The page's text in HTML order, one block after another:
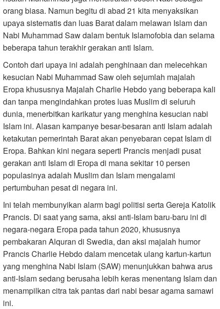
orang biasa. Namun begitu di abad 21 kita menyaksikan
upaya sistematis dan luas Barat dalam melawan Islam dan
Nabi Muhammad Saw dalam bentuk Islamofobia dan selama
beberapa tahun terakhir gerakan anti Islam.
Contoh dari upaya ini adalah penghinaan dan melecehkan
kesucian Nabi Muhammad Saw oleh sejumlah majalah
Eropa khususnya Majalah Charlie Hebdo yang beberapa kali
dan tanpa mengindahkan protes luas Muslim di seluruh
dunia, menerbitkan karikatur yang menghina kesucian nabi
Islam ini. Alasan kampanye besar-besaran anti Islam adalah
ketakutan pemerintah Barat akan penyebaran cepat Islam di
Eropa. Bahkan kini negara seperti Prancis menjadi pusat
gerakan anti Islam di Eropa di mana sekitar 10 persen
populasinya adalah Muslim dan Islam mengalami
pertumbuhan pesat di negara ini.
Ini telah membunyikan alarm bagi politisi serta Gereja Katolik
Prancis. Di saat yang sama, aksi anti-Islam baru-baru ini di
negara-negara Eropa pada tahun 2020, khususnya
pembakaran Alquran di Swedia, dan aksi majalah humor
Prancis Charlie Hebdo dalam mencetak ulang kartun-kartun
yang menghina Nabi Islam (SAW) menunjukkan bahwa arus
anti-Islam sedang berusaha lebih keras menentang Islam dan
menampilkan citra tak pantas dari nabi besar agama samawi
ini.